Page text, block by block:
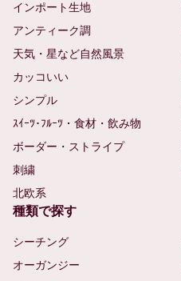
インポート生地
アンティーク調
天気・星など自然風景
カッコいい
シンプル
ｽｲｰﾂ･ﾌﾙｰﾂ・食材・飲み物
ボーダー・ストライプ
刺繍
北欧系
種類で探す
シーチング
オーガンジー